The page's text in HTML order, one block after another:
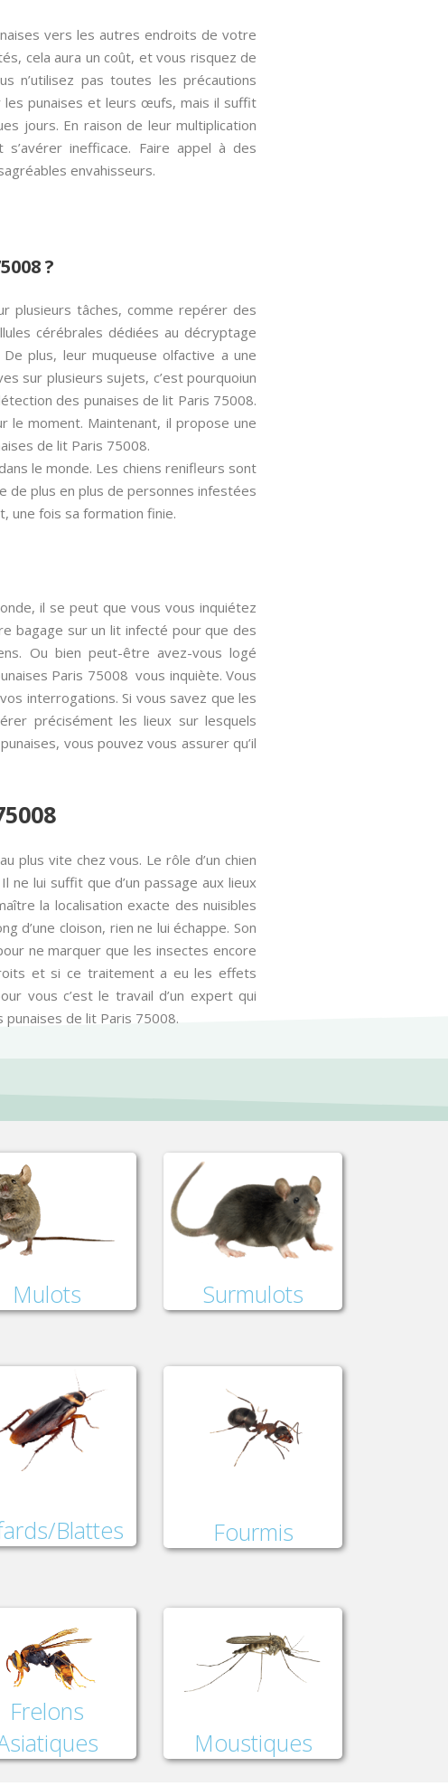
vers les autres endroits de votre
cela aura un coût, et vous risquez de
n’utilisez pas toutes les précautions
punaises et leurs œufs, mais il suffit
jours. En raison de leur multiplication
inefficace. Faire appel à des
envahisseurs.
?
plusieurs tâches, comme repérer des
cérébrales dédiées au décryptage
plus, leur muqueuse olfactive a une
sur plusieurs sujets, c’est pourquoiun
des punaises de lit Paris 75008.
le moment. Maintenant, il propose une
de lit Paris 75008.
le monde. Les chiens renifleurs sont
de plus en plus de personnes infestées
une fois sa formation finie.
il se peut que vous vous inquiétez
bagage sur un lit infecté pour que des
Ou bien peut-être avez-vous logé
Paris 75008 vous inquiète. Vous
interrogations. Si vous savez que les
précisément les lieux sur lesquels
vous pouvez vous assurer qu’il
plus vite chez vous. Le rôle d’un chien
ne lui suffit que d’un passage aux lieux
la localisation exacte des nuisibles
d’une cloison, rien ne lui échappe. Son
ne marquer que les insectes encore
et si ce traitement a eu les effets
vous c’est le travail d’un expert qui
de lit Paris 75008.
Mulots Surmulots
Blattes Fourmis
Frelons
Moustiques